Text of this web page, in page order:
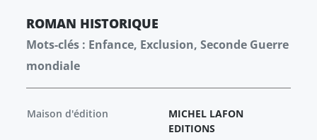
ROMAN HISTORIQUE
Mots-clés : Enfance, Exclusion, Seconde Guerre
mondiale
Maison d'édition
MICHEL LAFON
EDITIONS